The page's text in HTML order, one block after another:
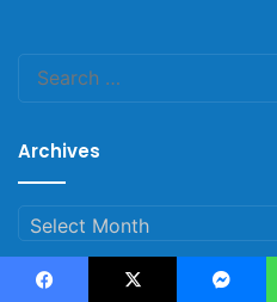
Archives
Archives